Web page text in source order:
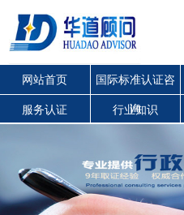
网站首页 国际标准认证咨
询
服务认证 行业知识